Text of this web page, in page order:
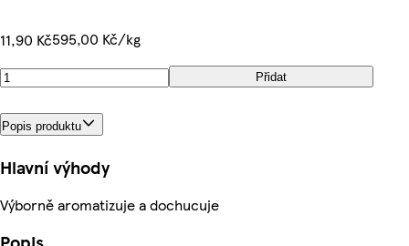
11,90 Kč595,00 Kč/kg
Přidat
Popis produktu
Hlavní výhody
Výborně aromatizuje a dochucuje